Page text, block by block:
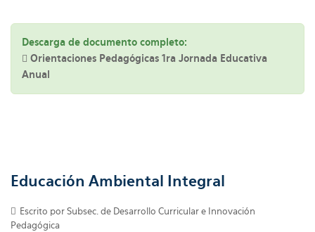
Descarga de documento completo:
Orientaciones Pedagógicas 1ra Jornada Educativa
Anual
Educación Ambiental Integral
Escrito por Subsec. de Desarrollo Curricular e Innovación
Pedagógica